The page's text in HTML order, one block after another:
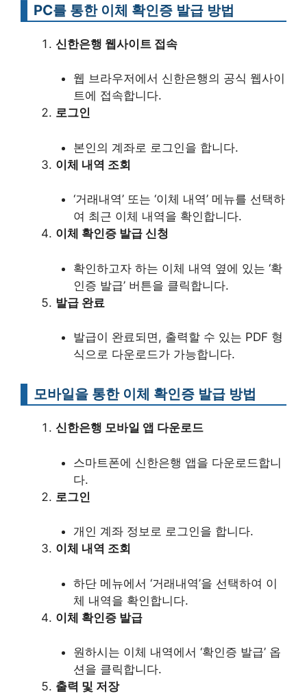
PC를 통한 이체 확인증 발급 방법
신한은행 웹사이트 접속
웹 브라우저에서 신한은행의 공식 웹사이
트에 접속합니다.
로그인
본인의 계좌로 로그인을 합니다.
이체 내역 조회
‘거래내역’ 또는 ‘이체 내역’ 메뉴를 선택하
여 최근 이체 내역을 확인합니다.
이체 확인증 발급 신청
확인하고자 하는 이체 내역 옆에 있는 ‘확
인증 발급’ 버튼을 클릭합니다.
발급 완료
발급이 완료되면, 출력할 수 있는 PDF 형
식으로 다운로드가 가능합니다.
모바일을 통한 이체 확인증 발급 방법
신한은행 모바일 앱 다운로드
스마트폰에 신한은행 앱을 다운로드합니
다.
로그인
개인 계좌 정보로 로그인을 합니다.
이체 내역 조회
하단 메뉴에서 ‘거래내역’을 선택하여 이
체 내역을 확인합니다.
이체 확인증 발급
원하시는 이체 내역에서 ‘확인증 발급’ 옵
션을 클릭합니다.
출력 및 저장